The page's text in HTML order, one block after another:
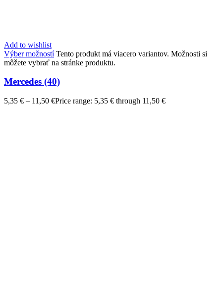
Add to wishlist
Výber možností Tento produkt má viacero variantov. Možnosti si
môžete vybrať na stránke produktu.
Mercedes (40)
5,35 € – 11,50 €Price range: 5,35 € through 11,50 €